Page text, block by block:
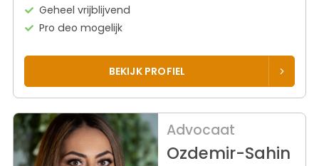
Geheel vrijblijvend
Pro deo mogelijk
BEKIJK PROFIEL
Advocaat
Ozdemir-Sahin